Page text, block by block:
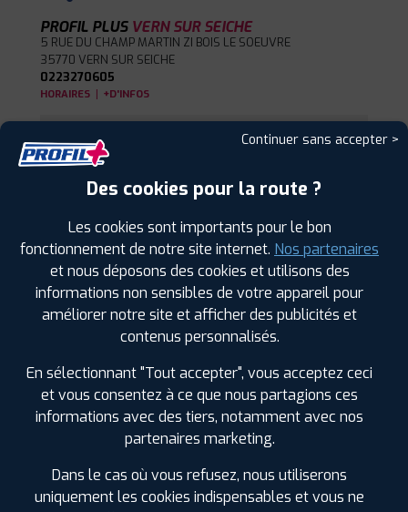
PROFIL PLUSVERN SUR SEICHE
5 RUE DU CHAMP MARTIN ZI BOIS LE SOEUVRE
35770 VERN SUR SEICHE
0223270605
HORAIRES | +D'INFOS
2
ZI ROUTE DE FOUGERE 14 AVENUE EMILE ZOLA
53120 GORRON
0243328615
HORAIRES | +D'INFOS
PROFIL PLUSCHATEAUBRIANT
ZI ROUTE DE SAINT NAZAIRE 44110
CHATEAUBRIANT
+D'INFOS
LES GARAGES PROFIL PLUS
Continuer sans accepter >
Des cookies pour la route ?
Les cookies sont importants pour le bon
fonctionnement de notre site internet. Nos partenaires
et nous déposons des cookies et utilisons des
informations non sensibles de votre appareil pour
améliorer notre site et afficher des publicités et
contenus personnalisés.
En sélectionnant "Tout accepter", vous acceptez ceci
et vous consentez à ce que nous partagions ces
informations avec des tiers, notamment avec nos
partenaires marketing.
Dans le cas où vous refusez, nous utiliserons
uniquement les cookies indispensables et vous ne